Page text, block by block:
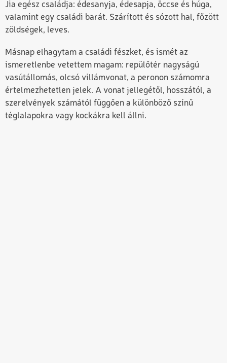
Jia egész családja: édesanyja, édesapja, öccse és húga,
valamint egy családi barát. Szárított és sózott hal, főzött
zöldségek, leves.
Másnap elhagytam a családi fészket, és ismét az
ismeretlenbe vetettem magam: repülőtér nagyságú
vasútállomás, olcsó villámvonat, a peronon számomra
értelmezhetetlen jelek. A vonat jellegétől, hosszától, a
szerelvények számától függően a különböző színű
téglalapokra vagy kockákra kell állni.